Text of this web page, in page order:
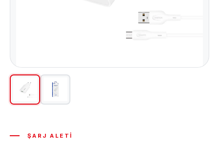
ŞARJ ALETI